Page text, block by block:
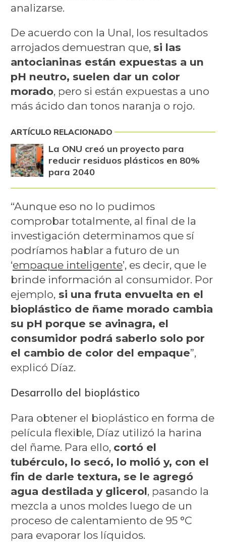
analizarse.
De acuerdo con la Unal, los resultados
arrojados demuestran que, si las
antocianinas están expuestas a un
pH neutro, suelen dar un color
morado, pero si están expuestas a uno
más ácido dan tonos naranja o rojo.
ARTÍCULO RELACIONADO
La ONU creó un proyecto para
reducir residuos plásticos en 80%
para 2040
“Aunque eso no lo pudimos
comprobar totalmente, al final de la
investigación determinamos que sí
podríamos hablar a futuro de un
‘empaque inteligente’, es decir, que le
brinde información al consumidor. Por
ejemplo, si una fruta envuelta en el
bioplástico de ñame morado cambia
su pH porque se avinagra, el
consumidor podrá saberlo solo por
el cambio de color del empaque”,
explicó Díaz.
Desarrollo del bioplástico
Para obtener el bioplástico en forma de
película flexible, Díaz utilizó la harina
del ñame. Para ello, cortó el
tubérculo, lo secó, lo molió y, con el
fin de darle textura, se le agregó
agua destilada y glicerol, pasando la
mezcla a unos moldes luego de un
proceso de calentamiento de 95 °C
para evaporar los líquidos.